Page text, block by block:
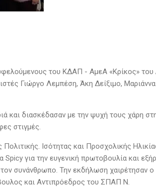
του ΚΔΑΠ - ΑμεΑ «Κρίκος» του
Γιώργο Λεμπέση, Άκη Δείξιμο,
και διασκέδασαν με την ψυχή τους χάρη
στιγμές.
Ισότητας και Προσχολικής
για την ευγενική πρωτοβουλία και
συνάνθρωπο. Την εκδήλωση χαιρέτησαν ο
και Αντιπρόεδρος του ΣΠΑΠ Ν.